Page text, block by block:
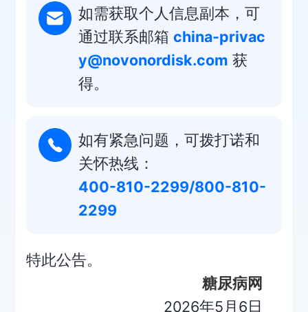
如需获取个人信息副本，可
通过联系邮箱china-privac
y@novonordisk.com 获
得。
如有紧急问题，可拨打诺和
关怀热线：
400-810-2299/800-810-
2299
特此公告。
糖尿病网
2026年5月6日